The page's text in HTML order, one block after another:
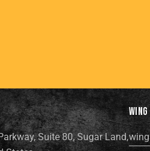
Suite 80, Sugar Land,